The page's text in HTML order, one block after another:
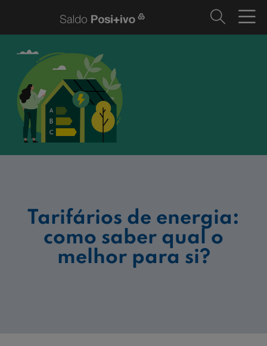
Tarifários de energia:
como saber qual o
melhor para si?